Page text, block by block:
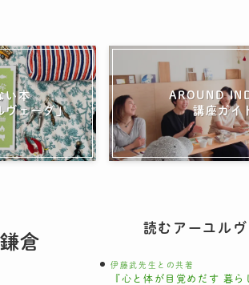
い本
ヴェーダ」
AROUND
講座ガイ
倉
読むアーユル
伊藤武先生との共著
『心と体が目覚めだす 暮ら